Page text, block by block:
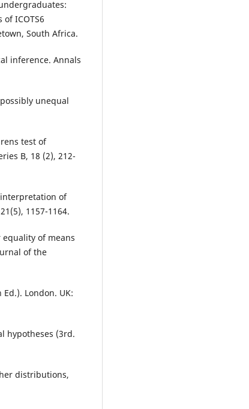
ICOTS6
South Africa.
inference. Annals
unequal
test of
B, 18 (2), 212-
of
1157-1164.
equality of means
of the
London. UK:
hypotheses (3rd.
distributions,